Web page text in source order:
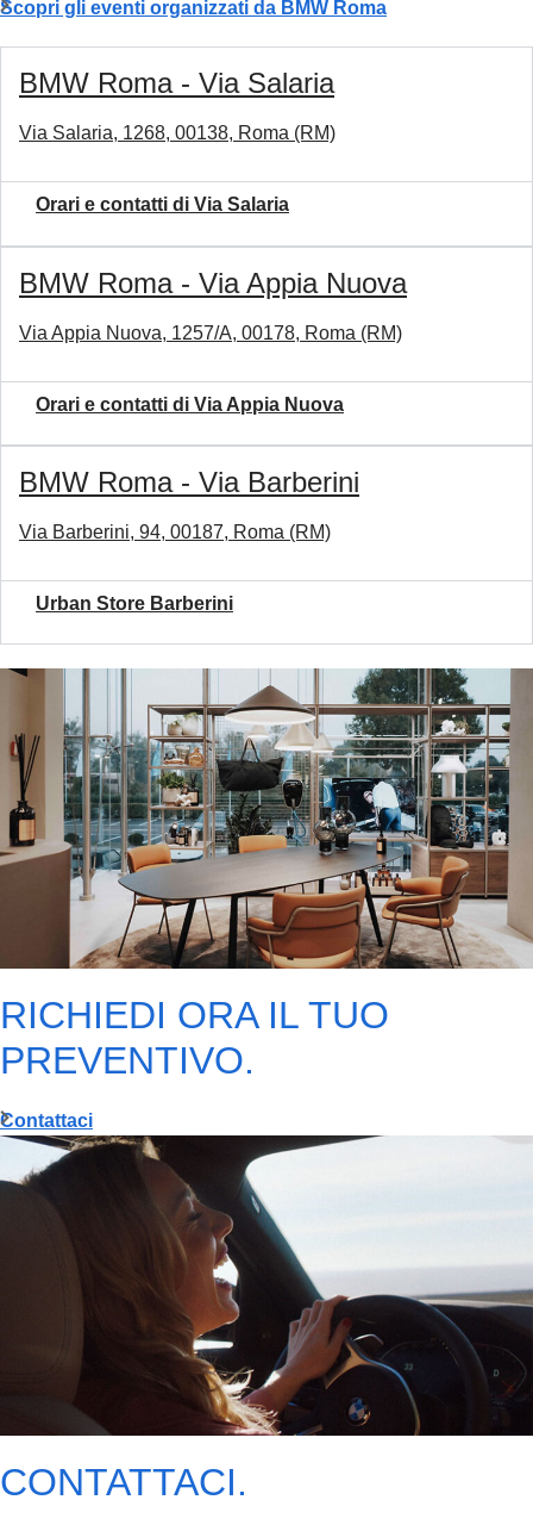
Scopri gli eventi organizzati da BMW Roma
BMW Roma - Via Salaria
Via Salaria, 1268, 00138, Roma (RM)
Orari e contatti di Via Salaria
BMW Roma - Via Appia Nuova
Via Appia Nuova, 1257/A, 00178, Roma (RM)
Orari e contatti di Via Appia Nuova
BMW Roma - Via Barberini
Via Barberini, 94, 00187, Roma (RM)
Urban Store Barberini
RICHIEDI ORA IL TUO
PREVENTIVO.
Contattaci
CONTATTACI.